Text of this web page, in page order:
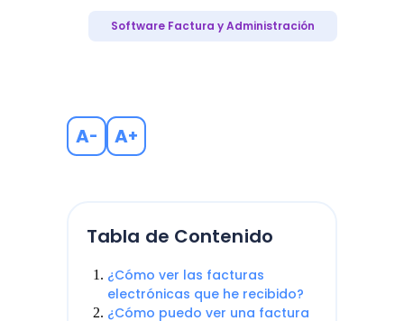
Software Factura y Administración
A- A+
Tabla de Contenido
¿Cómo ver las facturas
electrónicas que he recibido?
¿Cómo puedo ver una factura